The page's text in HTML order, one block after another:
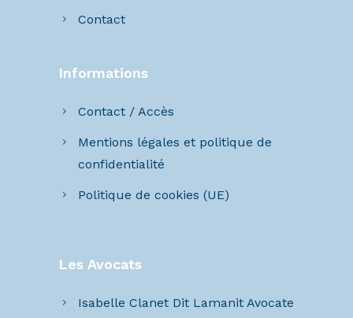
Contact
Informations
Contact / Accès
Mentions légales et politique de
confidentialité
Politique de cookies (UE)
Les Avocats
Isabelle Clanet Dit Lamanit Avocate